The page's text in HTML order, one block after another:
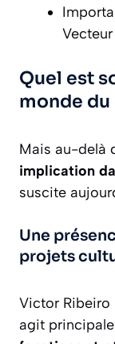
Quel est
monde du
Mais au-delà
implication
suscite
Une
projets
Victor Ribeiro
agit